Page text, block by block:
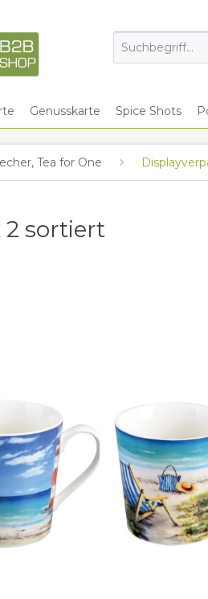
Genusskarte Spice Shots
Tea for One
2 sortiert